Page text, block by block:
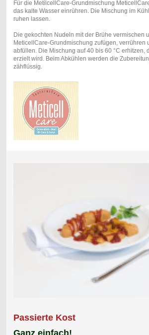
Für die MetilcellCare-Grundmischung
das kalte Wasser einrühren. Die Mischung im
ruhen lassen.
Die gekochten Nudeln mit der Brühe vermischen
MeticellCare-Grundmischung zufügen, verrühren
abfüllen. Die Mischung auf 40 bis 60 °C erhitzen,
erzielt wird. Beim Abkühlen werden die
zähflüssig.
Passierte Kost